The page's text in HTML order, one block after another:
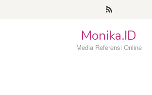
Monika.ID
Media Referensi Online